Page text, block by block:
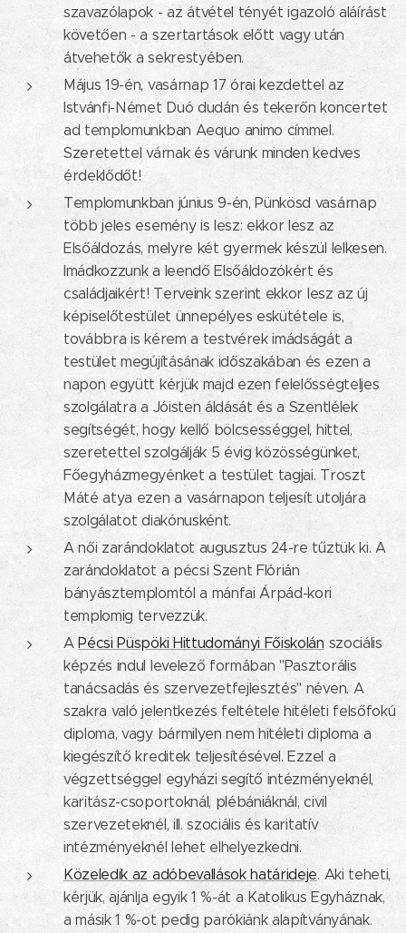
szavazólapok - az átvétel tényét igazoló aláírást
követően - a szertartások előtt vagy után
átvehetők a sekrestyében.
Május 19-én, vasárnap 17 órai kezdettel az
Istvánfi-Német Duó dudán és tekerőn koncertet
ad templomunkban Aequo animo címmel.
Szeretettel várnak és várunk minden kedves
érdeklődőt!
Templomunkban június 9-én, Pünkösd vasárnap
több jeles esemény is lesz: ekkor lesz az
Elsőáldozás, melyre két gyermek készül lelkesen.
Imádkozzunk a leendő Elsőáldozókért és
családjaikért! Terveink szerint ekkor lesz az új
képiselőtestület ünnepélyes eskütétele is,
továbbra is kérem a testvérek imádságát a
testület megújításának időszakában és ezen a
napon együtt kérjük majd ezen felelősségteljes
szolgálatra a Jóisten áldását és a Szentlélek
segítségét, hogy kellő bölcsességgel, hittel,
szeretettel szolgálják 5 évig közösségünket,
Főegyházmegyénket a testület tagjai. Troszt
Máté atya ezen a vasárnapon teljesít utoljára
szolgálatot diakónusként.
A női zarándoklatot augusztus 24-re tűztük ki. A
zarándoklatot a pécsi Szent Flórián
bányásztemplomtól a mánfai Árpád-kori
templomig tervezzük.
A Pécsi Püspöki Hittudományi Főiskolán szociális
képzés indul levelező formában "Pasztorális
tanácsadás és szervezetfejlesztés" néven. A
szakra való jelentkezés feltétele hitéleti felsőfokú
diploma, vagy bármilyen nem hitéleti diploma a
kiegészítő kreditek teljesítésével. Ezzel a
végzettséggel egyházi segítő intézményeknél,
karitász-csoportoknál, plébániáknál, civil
szervezeteknél, ill. szociális és karitatív
intézményeknél lehet elhelyezkedni.
Közeledik az adóbevallások határideje. Aki teheti,
kérjük, ajánlja egyik 1 %-át a Katolikus Egyháznak,
a másik 1 %-ot pedig parókiánk alapítványának.